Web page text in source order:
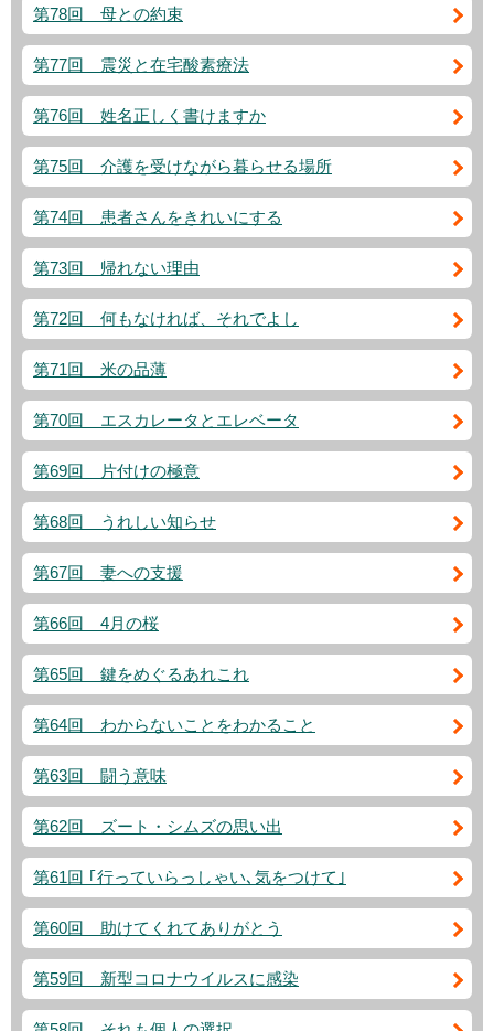
第78回 母との約束
第77回 震災と在宅酸素療法
第76回 姓名正しく書けますか
第75回 介護を受けながら暮らせる場所
第74回 患者さんをきれいにする
第73回 帰れない理由
第72回 何もなければ、それでよし
第71回 米の品薄
第70回 エスカレータとエレベータ
第69回 片付けの極意
第68回 うれしい知らせ
第67回 妻への支援
第66回 4月の桜
第65回 鍵をめぐるあれこれ
第64回 わからないことをわかること
第63回 闘う意味
第62回 ズート・シムズの思い出
第61回 ｢行っていらっしゃい､気をつけて｣
第60回 助けてくれてありがとう
第59回 新型コロナウイルスに感染